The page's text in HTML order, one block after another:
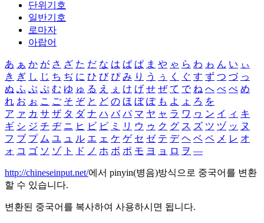
단위기호
일반기호
로마자
아랍어
あ ぁ か が さ ざ た だ な は ば ぱ ま や ゃ ら わ ゎ ん い ぃ
き ぎ し じ ち ぢ に ひ び ぴ み り う ぅ く ぐ す ず つ づ っ
ぬ ふ ぶ ぷ む ゆ ゅ る え ぇ け げ せ ぜ て で ね へ べ ぺ め
れ お ぉ こ ご そ ぞ と ど の ほ ぼ ぽ も よ ょ ろ を
ア ァ カ サ ザ タ ダ ナ ハ バ パ マ ヤ ャ ラ ワ ヮ ン イ ィ キ
ギ シ ジ チ ヂ ニ ヒ ビ ピ ミ リ ウ ゥ ク グ ス ズ ツ ヅ ッ ヌ
フ ブ プ ム ユ ュ ル エ ェ ケ ゲ セ ゼ テ デ ヘ ベ ペ メ レ オ
ォ コ ゴ ソ ゾ ト ド ノ ホ ボ ポ モ ヨ ョ ロ ヲ ―
http://chineseinput.net/에서 pinyin(병음)방식으로 중국어를 변환
할 수 있습니다.
변환된 중국어를 복사하여 사용하시면 됩니다.